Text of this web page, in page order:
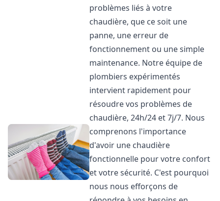
problèmes liés à votre
chaudière, que ce soit une
panne, une erreur de
fonctionnement ou une simple
maintenance. Notre équipe de
plombiers expérimentés
intervient rapidement pour
résoudre vos problèmes de
chaudière, 24h/24 et 7j/7. Nous
comprenons l'importance
d'avoir une chaudière
fonctionnelle pour votre confort
et votre sécurité. C'est pourquoi
nous nous efforçons de